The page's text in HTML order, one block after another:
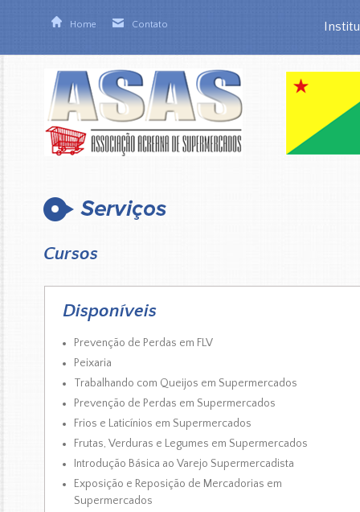
Home Contato
Cursos
Disponíveis
Prevenção de Perdas em FLV
Peixaria
Trabalhando com Queijos em Supermercados
Prevenção de Perdas em Supermercados
Frios e Laticínios em Supermercados
Frutas, Verduras e Legumes em Supermercados
Introdução Básica ao Varejo Supermercadista
Exposição e Reposição de Mercadorias em
Supermercados